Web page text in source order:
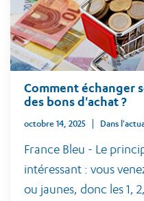
Comment échanger
des bons d'achat ?
octobre 14, 2025 Dans
France Bleu - Le
intéressant : vous
ou jaunes, donc les 1,